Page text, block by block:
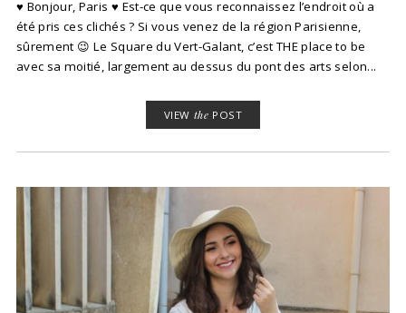
♥ Bonjour, Paris ♥ Est-ce que vous reconnaissez l’endroit où a
été pris ces clichés ? Si vous venez de la région Parisienne,
sûrement 😉 Le Square du Vert-Galant, c’est THE place to be
avec sa moitié, largement au dessus du pont des arts selon...
VIEW the POST